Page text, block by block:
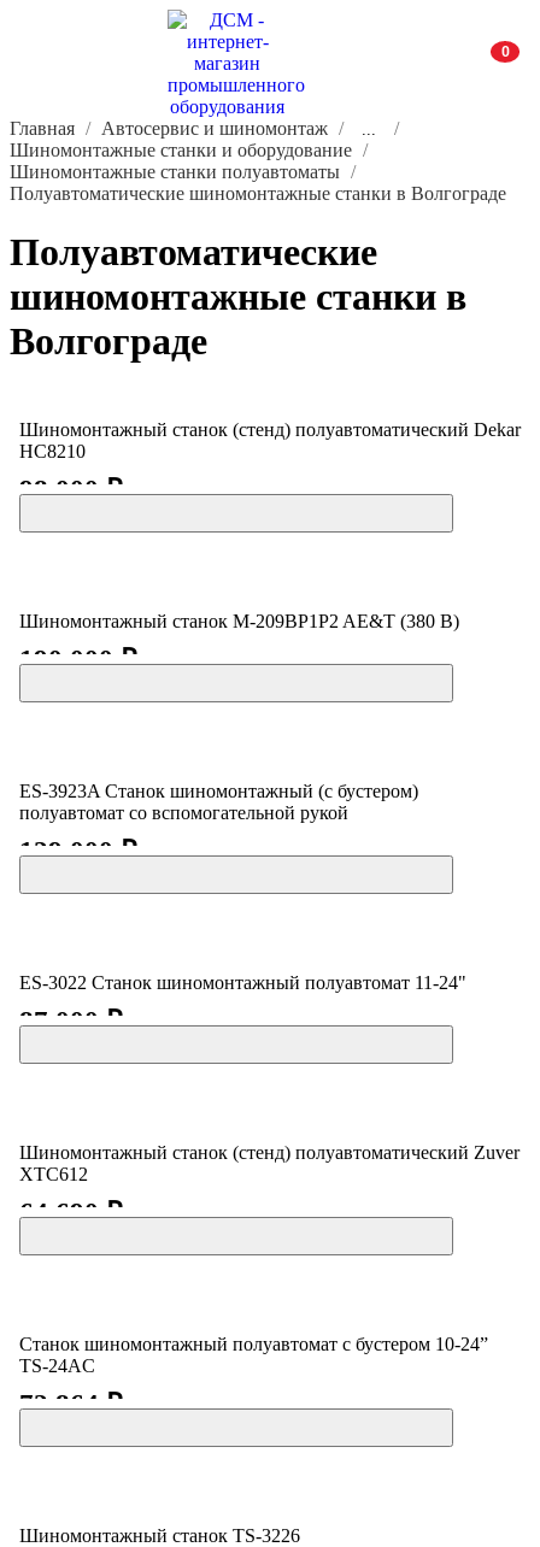
0
Главная Автосервис и шиномонтаж ...
Шиномонтажные станки и оборудование
Шиномонтажные станки полуавтоматы
Полуавтоматические шиномонтажные станки в Волгограде
Полуавтоматические
шиномонтажные станки в
Волгограде
Шиномонтажный станок (стенд) полуавтоматический Dekar
HC8210
98 000 ₽
Шиномонтажный станок M-209BP1P2 AE&T (380 В)
190 000 ₽
ES-3923A Станок шиномонтажный (с бустером)
полуавтомат со вспомогательной рукой
129 000 ₽
ES-3022 Станок шиномонтажный полуавтомат 11-24"
87 000 ₽
Шиномонтажный станок (стенд) полуавтоматический Zuver
XTC612
64 690 ₽
Станок шиномонтажный полуавтомат с бустером 10-24”
TS-24AC
72 864 ₽
Шиномонтажный станок TS-3226